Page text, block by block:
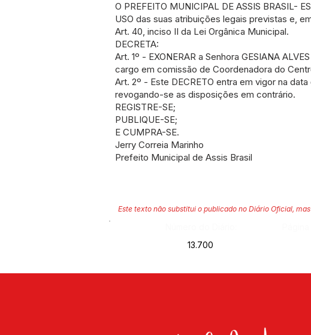
O PREFEITO MUNICIPAL DE ASSIS BRASIL-
USO das suas atribuições legais previstas e,
Art. 40, inciso II da Lei Orgânica Municipal.
DECRETA:
Art. 1º - EXONERAR a Senhora GESIANA
cargo em comissão de Coordenadora do
Art. 2º - Este DECRETO entra em vigor na
revogando-se as disposições em contrário.
REGISTRE-SE;
PUBLIQUE-SE;
E CUMPRA-SE.
Jerry Correia Marinho
Prefeito Municipal de Assis Brasil
Este texto não substitui o publicado no Diário Oficial,
13.700